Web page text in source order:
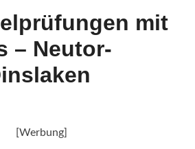
mit
– Neutor-
[Werbung]